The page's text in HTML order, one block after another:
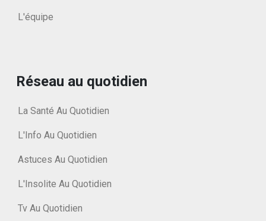
L'équipe
Réseau au quotidien
La Santé Au Quotidien
L'Info Au Quotidien
Astuces Au Quotidien
L'Insolite Au Quotidien
Tv Au Quotidien